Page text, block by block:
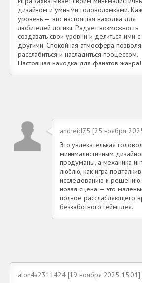
дизайном и умными головоломками.
уровень — это настоящая находка для
любителей логики. Радует возможность
создавать свои уровни и делиться ими с
другими. Спокойная атмосфера
расслабиться и насладиться процессом.
Настоящая находка для фанатов жанра!
andreid75 [25 ноября
Это увлекательная
минималистичным
продуманы, а механика
люблю, как игра
исследованию и решению
новая сцена — это
полное расслабляющего
беззаботного геймплея.
alon4a2311424 [19 ноября 2025 15:01]